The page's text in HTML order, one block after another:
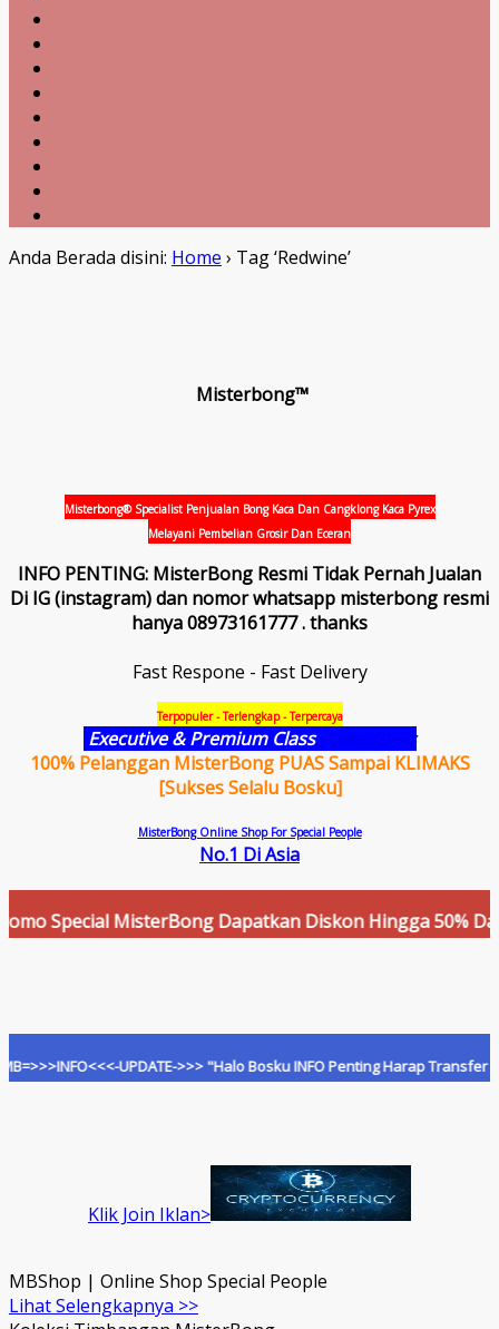
Anda Berada disini: Home › Tag ‘Redwine’
Misterbong™
Misterbong® Specialist Penjualan Bong Kaca Dan Cangklong Kaca Pyrex
Melayani Pembelian Grosir Dan Eceran
INFO PENTING: MisterBong Resmi Tidak Pernah Jualan
Di IG (instagram) dan nomor whatsapp misterbong resmi
hanya 08973161777 . thanks
Fast Respone - Fast Delivery
Terpopuler - Terlengkap - Terpercaya
Executive & Premium Class
100% Pelanggan MisterBong PUAS Sampai KLIMAKS
[Sukses Selalu Bosku]
MisterBong Online Shop For Special People
No.1 Di Asia
Special MisterBong Dapatkan Diskon Hingga 50% Dan
UPDATE->>> "Halo Bosku INFO Penting Harap Transfer
Klik Join Iklan>
MBShop | Online Shop Special People
Lihat Selengkapnya >>